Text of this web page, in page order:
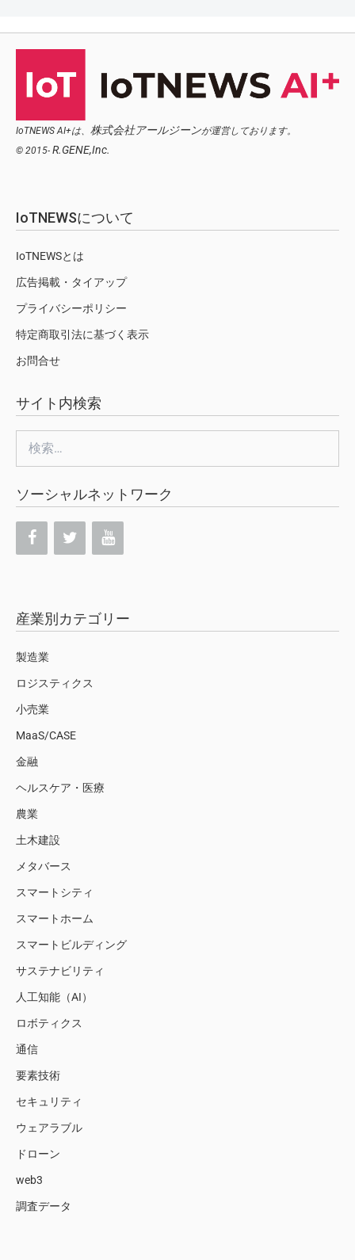
IoTNEWS AI+は、 株式会社アールジーンが運営しております。
© 2015- R.GENE,Inc.
IoTNEWSについて
IoTNEWSとは
広告掲載・タイアップ
プライバシーポリシー
特定商取引法に基づく表示
お問合せ
サイト内検索
ソーシャルネットワーク
産業別カテゴリー
製造業
ロジスティクス
小売業
MaaS/CASE
金融
ヘルスケア・医療
農業
土木建設
メタバース
スマートシティ
スマートホーム
スマートビルディング
サステナビリティ
人工知能（AI）
ロボティクス
通信
要素技術
セキュリティ
ウェアラブル
ドローン
web3
調査データ